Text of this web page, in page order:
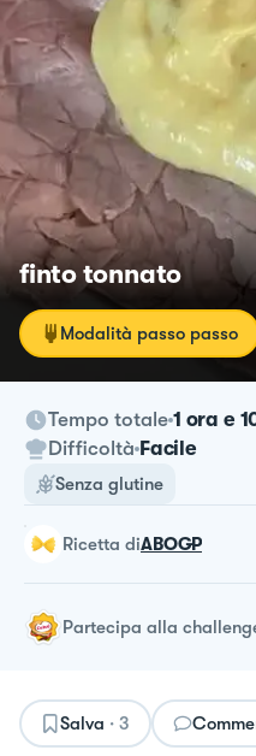
finto tonnato
Modalità passo passo
Tempo totale 1 ora e
Difficoltà Facile
Senza glutine
ricetta diABOGP
Partecipa alla
Salva · 3